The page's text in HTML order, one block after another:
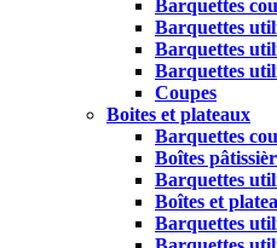
Barquettes
Barquettes
Barquettes
Barquettes
Coupes
Boites et plateaux
Barquettes
Boîtes
Barquettes
Boîtes et
Barquettes